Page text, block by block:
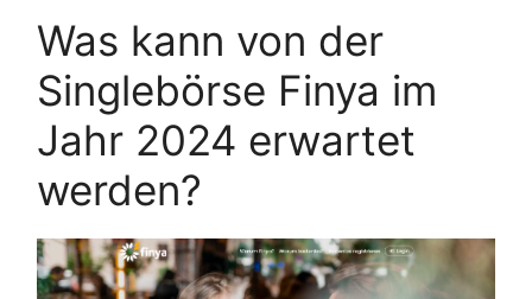
Was kann von der
Singlebörse Finya im
Jahr 2024 erwartet
werden?